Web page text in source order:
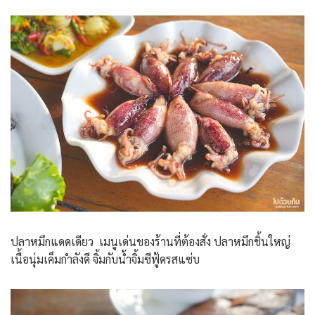
ปลาหมึกแดดเดียว เมนูเด่นของร้านที่ต้องสั่ง ปลาหมึกชิ้นใหญ่
เนื้อนุ่มเค็มกำลังดี จิ้มกับน้ำจิ้มซีฟู้ดรสแซ่บ